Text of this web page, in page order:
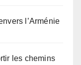
l’Arménie
les chemins